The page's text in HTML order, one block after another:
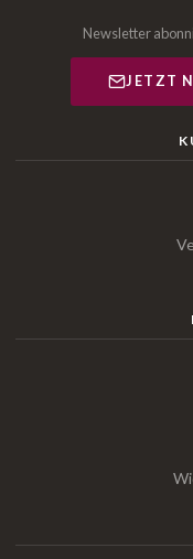
Newsletter
JETZT